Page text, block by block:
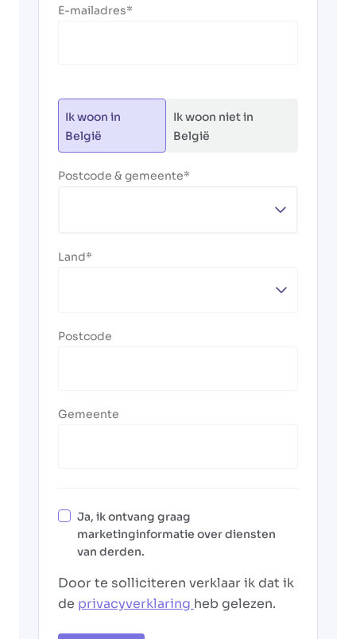
E-mailadres
Ik woon in
België
Ik woon niet in
België
Postcode & gemeente
Land
Postcode
Gemeente
Ja, ik ontvang graag
marketinginformatie over diensten
van derden.
Door te solliciteren verklaar ik dat ik
de privacyverklaring heb gelezen.